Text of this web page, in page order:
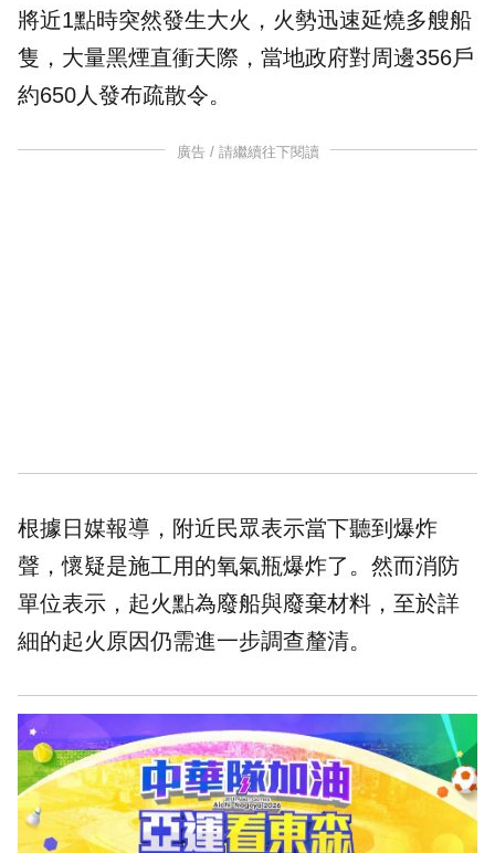
將近1點時突然發生大火，火勢迅速延燒多艘船
隻，大量黑煙直衝天際，當地政府對周邊356戶
約650人發布疏散令。
廣告 / 請繼續往下閱讀
根據日媒報導，附近民眾表示當下聽到爆炸
聲，懷疑是施工用的氧氣瓶爆炸了。然而消防
單位表示，起火點為廢船與廢棄材料，至於詳
細的起火原因仍需進一步調查釐清。